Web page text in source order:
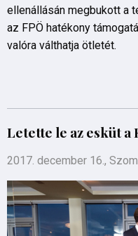
ellenállásán megbukott a
az FPÖ hatékony
valóra válthatja ötletét.
Letette le az esküt
2017. december 16.,